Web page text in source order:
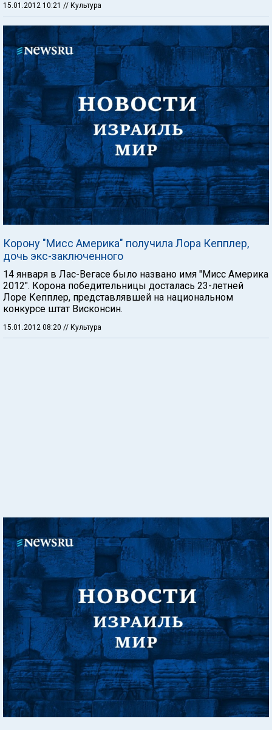
15.01.2012 10:21 // Культура
Корону "Мисс Америка" получила Лора Кепплер,
дочь экс-заключенного
14 января в Лас-Вегасе было названо имя "Мисс Америка
2012". Корона победительницы досталась 23-летней
Лоре Кепплер, представлявшей на национальном
конкурсе штат Висконсин.
15.01.2012 08:20 // Культура